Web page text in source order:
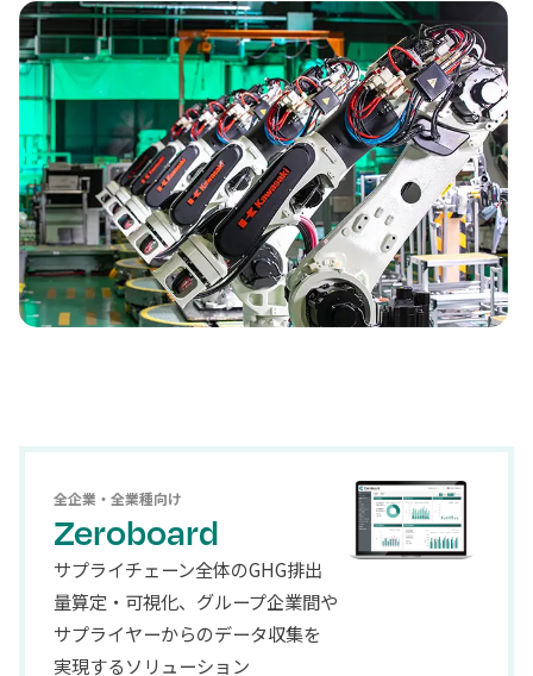
全企業・全業種向け
Zeroboard
サプライチェーン全体のGHG排出
量算定・可視化、グループ企業間や
サプライヤーからのデータ収集を
実現するソリューション